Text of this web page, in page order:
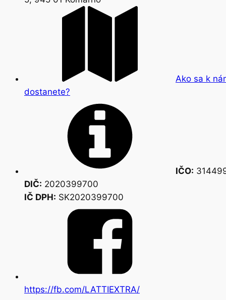
Ako sa k
dostanete?
IČO:
DIČ: 2020399700
IČ DPH: SK2020399700
https://fb.com/LATTIEXTRA/